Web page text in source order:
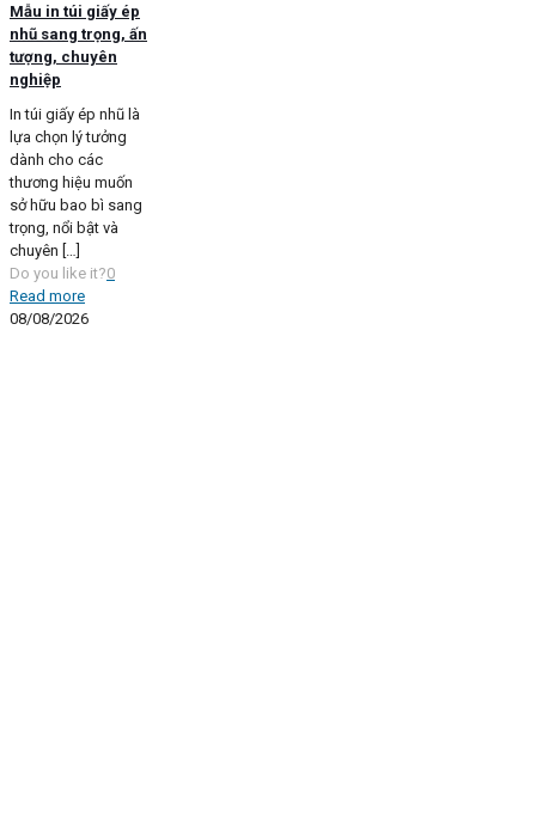
Mẫu in túi giấy ép
nhũ sang trọng, ấn
tượng, chuyên
nghiệp
In túi giấy ép nhũ là
lựa chọn lý tưởng
dành cho các
thương hiệu muốn
sở hữu bao bì sang
trọng, nổi bật và
chuyên […]
Do you like it?0
Read more
08/08/2026